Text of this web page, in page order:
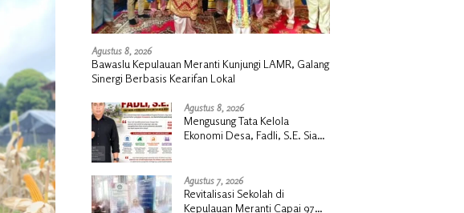
Agustus 8, 2026
Bawaslu Kepulauan Meranti Kunjungi LAMR, Galang
Sinergi Berbasis Kearifan Lokal
Agustus 8, 2026
Mengusung Tata Kelola
Ekonomi Desa, Fadli, S.E. Siap
Agustus 7, 2026
Revitalisasi Sekolah di
Kepulauan Meranti Capai 97